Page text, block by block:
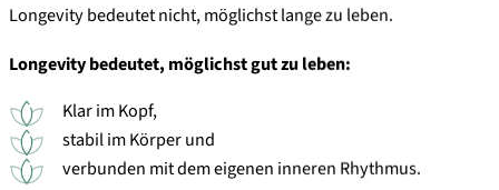
Longevity bedeutet nicht, möglichst lange zu leben.
Longevity bedeutet, möglichst gut zu leben:
Klar im Kopf,
stabil im Körper und
verbunden mit dem eigenen inneren Rhythmus.